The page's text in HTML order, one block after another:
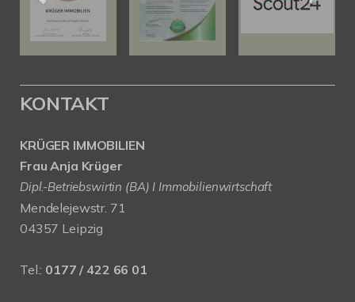
KONTAKT
KRÜGER IMMOBILIEN
Frau Anja Krüger
Dipl.-Betriebswirtin (BA) I Immobilienwirtschaft
Mendelejewstr. 71
04357 Leipzig
Tel.: 0177 / 422 66 01